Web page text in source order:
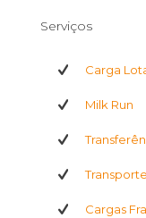
Serviços
Carga
Milk Run
Cargas